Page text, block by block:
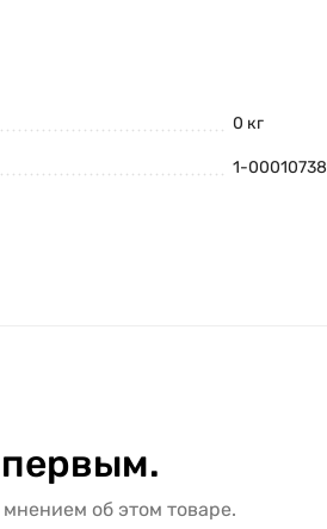
0 кг
1-00010738
об этом товаре.